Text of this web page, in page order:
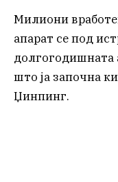
Милиони
апарат се под
долгогодишната
што ја започна
Џинпинг.